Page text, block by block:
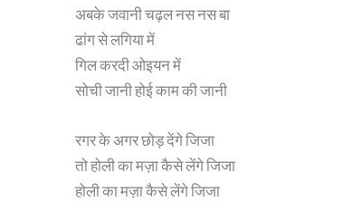
अबके जवानी चढ़ल नस नस बा
ढांग से लगिया में
गिल करदी ओइयन में
सोची जानी होई काम की जानी
रगर के अगर छोड़ देंगे जिजा
तो होली का मज़ा कैसे लेंगे जिजा
होली का मज़ा कैसे लेंगे जिजा